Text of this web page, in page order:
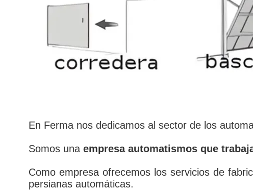
En Ferma nos dedicamos al sector de los
Somos unaempresa automatismos que
Como empresa ofrecemos los servicios de
persianas automáticas.